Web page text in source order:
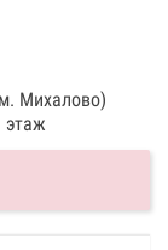
Михалово)
этаж